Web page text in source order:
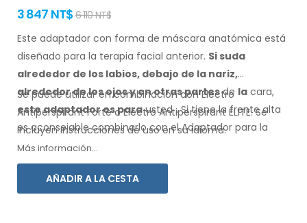
3 847 NT$ 6 110 NT$
Este adaptador con forma de máscara anatómica está
diseñado para la terapia facial anterior. Si suda
alrededor de los labios, debajo de la nariz,
alrededor de los ojosy en otras partesde la cara,
este adaptadoresparausted. Si tienela frente alta
es aconsejable combinarlocon el Adaptador para la
frente.
Se puede utilizar en combinación con Electro
Antiperspirant Forte o Electro Antiperspirant ELITE. Se
incluyen instrucciones deuso en suidioma.
Más información...
AÑADIR A LA CESTA